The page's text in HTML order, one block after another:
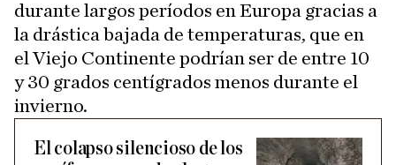
durante largos períodos en Europa gracias a
la drástica bajada de temperaturas, que en
el Viejo Continente podrían ser de entre 10
y 30 grados centígrados menos durante el
invierno.
El colapso silencioso de los